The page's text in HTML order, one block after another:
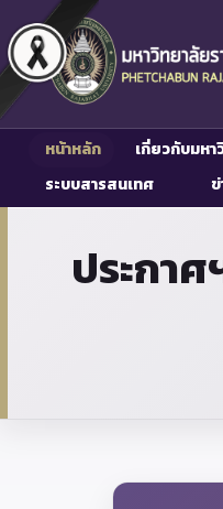
หน้าหลัก เกี่ยวกับมหา
ระบบสารสนเทศ
ประกา